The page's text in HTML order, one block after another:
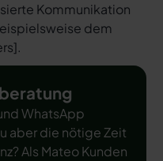
Kommunikation
dem
].
WhatsApp
aber die nötige Zeit
Als Mateo Kunden